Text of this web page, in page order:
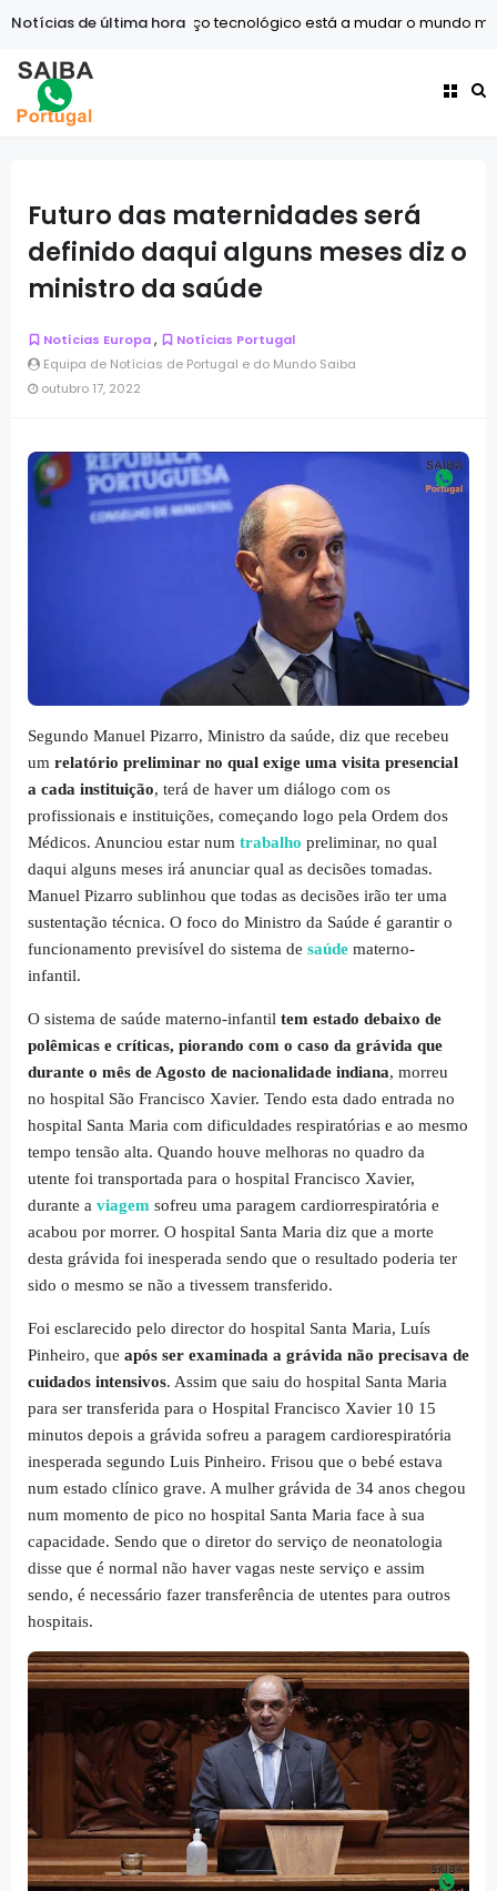
Tecnologia O avanço tecnológico está a mudar o mundo
Notícias de última hora
Futuro das maternidades será
definido daqui alguns meses diz o
ministro da saúde
Notícias Europa,
Notícias Portugal
Equipa de Notícias de Portugal e do Mundo Saiba
outubro 17, 2022
Segundo Manuel Pizarro, Ministro da saúde, diz que recebeu
um relatório preliminar no qual exige uma visita presencial
a cada instituição, terá de haver um diálogo com os
profissionais e instituições, começando logo pela Ordem dos
Médicos. Anunciou estar num trabalho preliminar, no qual
daqui alguns meses irá anunciar qual as decisões tomadas.
Manuel Pizarro sublinhou que todas as decisões irão ter uma
sustentação técnica. O foco do Ministro da Saúde é garantir o
funcionamento previsível do sistema de saúde materno-
infantil.
O sistema de saúde materno-infantil tem estado debaixo de
polêmicas e críticas, piorando com o caso da grávida que
durante o mês de Agosto de nacionalidade indiana, morreu
no hospital São Francisco Xavier. Tendo esta dado entrada no
hospital Santa Maria com dificuldades respiratórias e ao mesmo
tempo tensão alta. Quando houve melhoras no quadro da
utente foi transportada para o hospital Francisco Xavier,
durante a viagem sofreu uma paragem cardiorrespiratória e
acabou por morrer. O hospital Santa Maria diz que a morte
desta grávida foi inesperada sendo que o resultado poderia ter
sido o mesmo se não a tivessem transferido.
Foi esclarecido pelo director do hospital Santa Maria, Luís
Pinheiro, que após ser examinada a grávida não precisava de
cuidados intensivos. Assim que saiu do hospital Santa Maria
para ser transferida para o Hospital Francisco Xavier 10 15
minutos depois a grávida sofreu a paragem cardiorespiratória
inesperada segundo Luis Pinheiro. Frisou que o bebé estava
num estado clínico grave. A mulher grávida de 34 anos chegou
num momento de pico no hospital Santa Maria face à sua
capacidade. Sendo que o diretor do serviço de neonatologia
disse que é normal não haver vagas neste serviço e assim
sendo, é necessário fazer transferência de utentes para outros
hospitais.